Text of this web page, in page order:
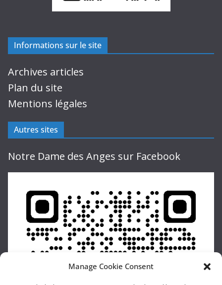
Manage Cookie Consent
Informations sur le site
Archives articles
Plan du site
Mentions légales
Autres sites
Notre Dame des Anges sur Facebook